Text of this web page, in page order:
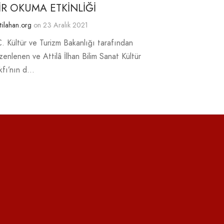
OKUMA ETKİNLİĞİ
tilahan.org on 23 Aralık 2021
Kültür ve Turizm Bakanlığı tarafından
ve Attilâ İlhan Bilim Sanat Kültür
d…